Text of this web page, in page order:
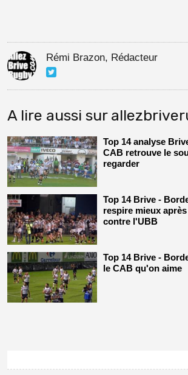
Rémi Brazon, Rédacteur
A lire aussi sur
Top 14 analyse
CAB retrouve le
regarder
Top 14 Brive -
respire mieux
contre l'UBB
Top 14 Brive -
le CAB qu'on aime